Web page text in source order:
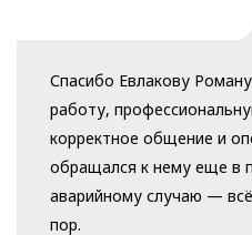
Спасибо Евлакову
работу,
корректное общение и
обращался к нему еще в
аварийному случаю —
пор.